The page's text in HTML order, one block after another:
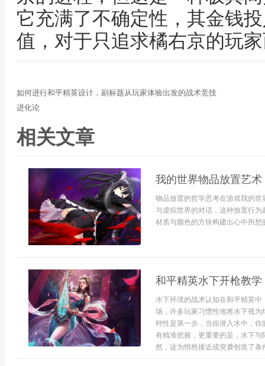
它充满了不确定性，其金钱
值，对于只追求橘右京的玩
如何进行和平精英设计，副标题从玩家体验出发的战术竞技
进化论
相关文章
我的世界物品放置艺
物品放置的哲学思考在游戏我的
与虚拟世界的对话，这种放置行
材质与颜色的方块构建出心中所
和平精英水下开枪教
水下环境的战术认知在和平精英
场，许多玩家习惯性地将水下视
特性是第一步，当你潜入水中，
有精准把握，更重要的是，水下
然，这为悄然接近或突袭创造了条